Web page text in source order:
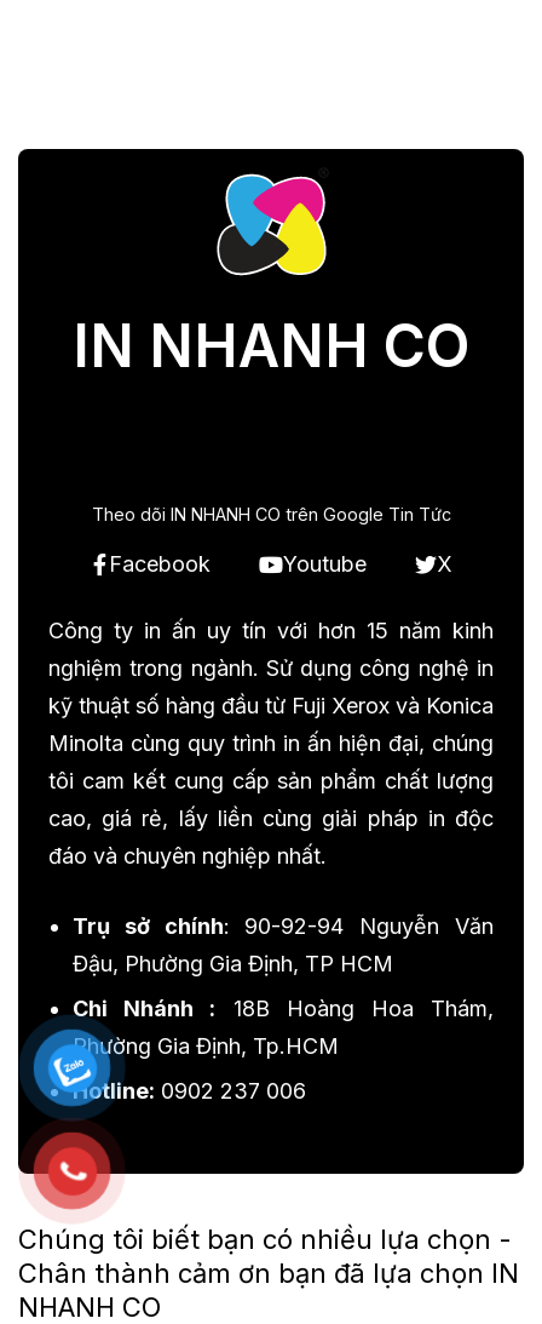
IN NHANH CO
Theo dõi IN NHANH CO trên Google Tin Tức
Facebook Youtube X
Công ty in ấn uy tín với hơn 15 năm kinh
nghiệm trong ngành. Sử dụng công nghệ in
kỹ thuật số hàng đầu từ Fuji Xerox và Konica
Minolta cùng quy trình in ấn hiện đại, chúng
tôi cam kết cung cấp sản phẩm chất lượng
cao, giá rẻ, lấy liền cùng giải pháp in độc
đáo và chuyên nghiệp nhất.
Trụ sở chính: 90-92-94 Nguyễn Văn
Đậu, Phường Gia Định, TP HCM
Chi Nhánh : 18B Hoàng Hoa Thám,
Phường Gia Định, Tp.HCM
Hotline: 0902 237 006
Chúng tôi biết bạn có nhiều lựa chọn -
Chân thành cảm ơn bạn đã lựa chọn IN
NHANH CO